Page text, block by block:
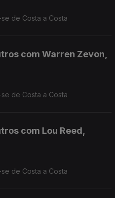
de Costa a Costa
com Warren Zevon,
de Costa a Costa
com Lou Reed,
de Costa a Costa